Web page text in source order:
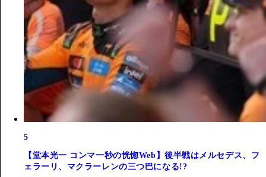
5
【堂本光一 コンマ一秒の恍惚Web】後半戦はメルセデス、フ
ェラーリ、マクラーレンの三つ巴になる!?